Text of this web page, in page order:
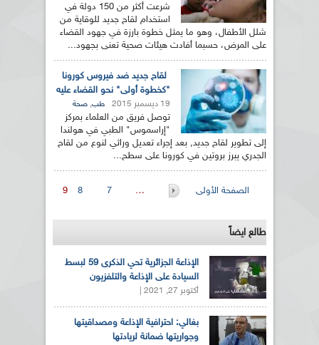
شرعت أكثر من 150 دولة في
استخدام لقاح جديد للوقاية من
شلل الأطفال، وهو ما يمثل خطوة بارزة في جهود القضاء
على المرض، حسبما أفادت هيئات صحية تعنى بجهود...
لقاح جديد ضد فيروس كورونا
"كخطوة أولى" نحو القضاء عليه
19 ديسمبر 2015 طب, صحة
توصل فريق من العلماء بمركز
"إراسموس" الطبي في هولندا
إلى تطوير لقاح جديد, بعد إجراء تعديل وراثي لنوع من لقاح
الجدري يبرز بروتين في كورونا على سطح...
الصفحات
الصفحة الأولى …
7
8
9
طالع ايضاً
الإذاعة الجزائرية تحي الذكرى 59 لبسط
السيادة على الإذاعة والتلفزيون
أكتوبر 27, 2021 |
بغالي: احترافية الإذاعة ومصداقيتها
وجواريتها ضمانة لريادتها